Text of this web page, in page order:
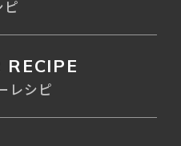
ピ
RECIPE
レシピ